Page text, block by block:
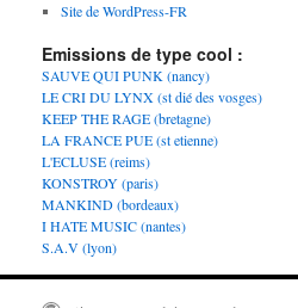
Site de WordPress-FR
Emissions de type cool :
SAUVE QUI PUNK (nancy)
LE CRI DU LYNX (st dié des vosges)
KEEP THE RAGE (bretagne)
LA FRANCE PUE (st etienne)
L'ECLUSE (reims)
KONSTROY (paris)
MANKIND (bordeaux)
I HATE MUSIC (nantes)
S.A.V (lyon)